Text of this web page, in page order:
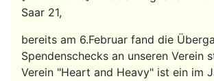
Saar 21,
bereits am 6.Februar fand die
Spendenschecks an unseren Verein
Verein "Heart and Heavy" ist ein im